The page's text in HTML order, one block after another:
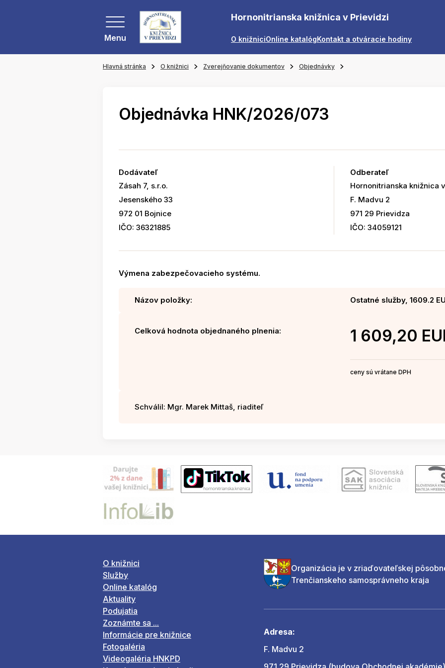
Menu
Hornonitrianska knižnica v Prievidzi
O knižniciOnline katalógKontakt a otváracie hodiny
Hlavná stránka O knižnici Zverejňovanie dokumentov Objednávky
Objednávka HNK/2026/073
Dodávateľ
Zásah 7, s.r.o.
Jesenského 33
972 01 Bojnice
IČO: 36321885
Odberateľ
Hornonitrianska knižnica
F. Madvu 2
971 29 Prievidza
IČO: 34059121
Výmena zabezpečovacieho systému.
Názov položky: Ostatné služby, 1609.2
Celková hodnota objednaného plnenia: 1 609,20
ceny sú vrátane DPH
Schválil: Mgr. Marek Mittaš, riaditeľ
O knižnici
Služby
Online katalóg
Aktuality
Podujatia
Zoznámte sa ...
Informácie pre knižnice
Fotogaléria
Videogaléria HNKPD
Organizácia je v zriaďovateľskej
Trenčianskeho samosprávneho kraja
Adresa:
F. Madvu 2